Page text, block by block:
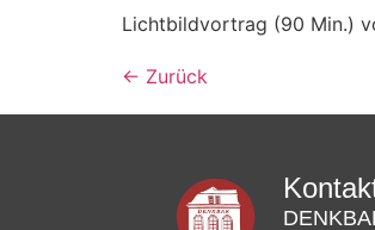
Lichtbildvortrag (90 Min.)
← Zurück